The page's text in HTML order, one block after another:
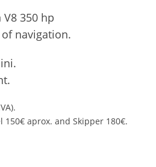
V8 350 hp
navigation.
aprox. and Skipper 180€.